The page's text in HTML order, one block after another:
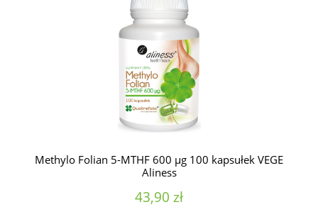
Methylo Folian 5-MTHF 600 µg 100 kapsułek VEGE
Aliness
43,90 zł